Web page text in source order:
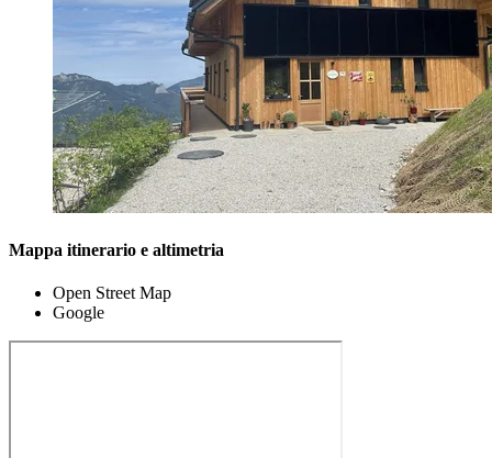
Mappa itinerario e altimetria
Open Street Map
Google